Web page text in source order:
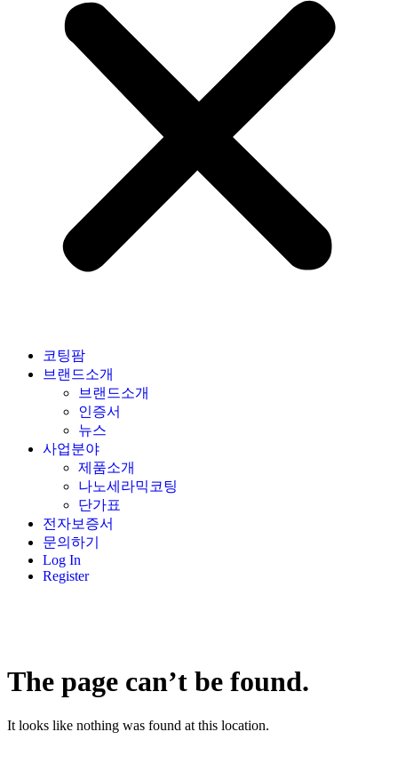
코팅팜
브랜드소개
브랜드소개
인증서
뉴스
사업분야
제품소개
나노세라믹코팅
단가표
전자보증서
문의하기
Log In
Register
The page can’t be found.
It looks like nothing was found at this location.